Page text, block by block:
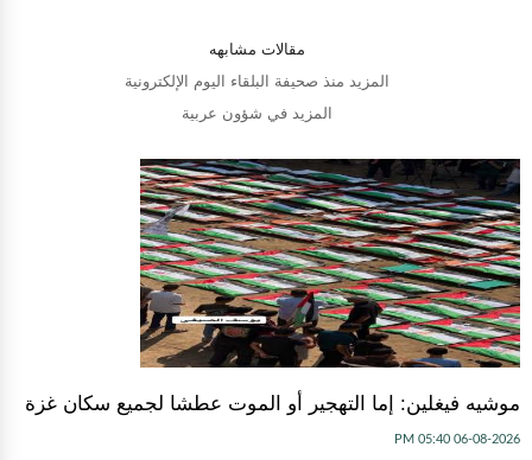
مقالات مشابهه
المزيد منذ صحيفة البلقاء اليوم الإلكترونية
المزيد في شؤون عربية
موشيه فيغلين: إما التهجير أو الموت عطشا لجميع سكان غزة
06-08-2026 05:40 PM